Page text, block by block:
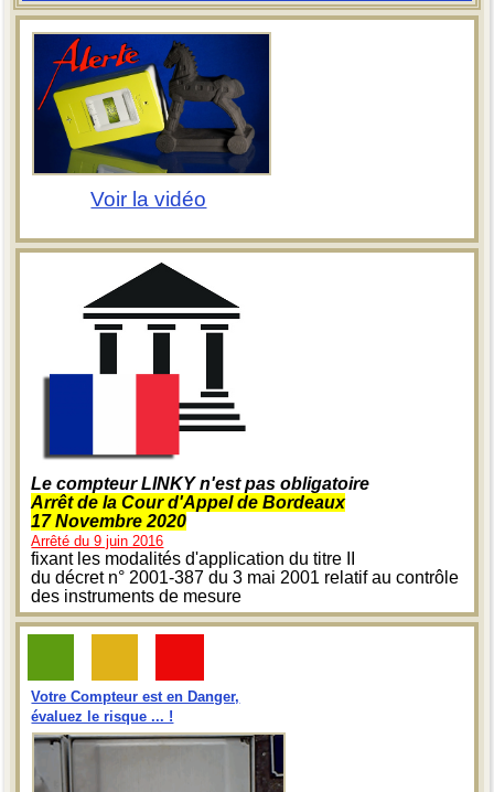
Voir la vidéo
Le compteur LINKY n'est pas obligatoire
Arrêt de la Cour d'Appel de Bordeaux
17 Novembre 2020
Arrêté du 9 juin 2016
fixant les modalités d'application du titre II
du décret n° 2001-387 du 3 mai 2001 relatif au contrôle
des instruments de mesure
Votre Compteur est en Danger,
évaluez le risque ... !